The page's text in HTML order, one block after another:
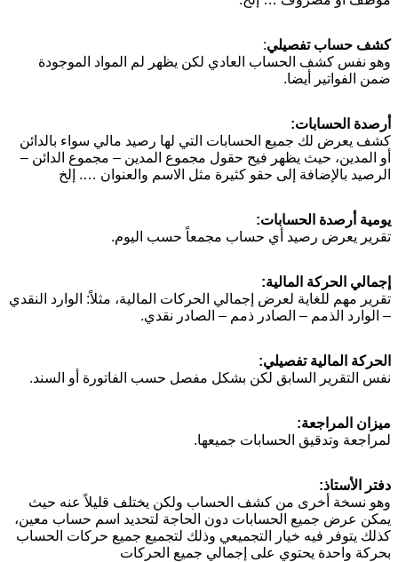
كشف حساب تفصيلي:
وهو نفس كشف الحساب العادي لكن يظهر لم المواد الموجودة
ضمن الفواتير أيضا.
أرصدة الحسابات:
كشف يعرض لك جميع الحسابات التي لها رصيد مالي سواء بالدائن
أو المدين، حيث يظهر فيح حقول مجموع المدين – مجموع الدائن –
الرصيد بالإضافة إلى حقو كثيرة مثل الاسم والعنوان …. إلخ
يومية أرصدة الحسابات:
تقرير يعرض رصيد أي حساب مجمعاً حسب اليوم.
إجمالي الحركة المالية:
تقرير مهم للغاية لعرض إجمالي الحركات المالية، مثلاً: الوارد النقدي
– الوارد الذمم – الصادر ذمم – الصادر نقدي.
الحركة المالية تفصيلي:
نفس التقرير السابق لكن بشكل مفصل حسب الفاتورة أو السند.
ميزان المراجعة:
لمراجعة وتدقيق الحسابات جميعها.
دفتر الأستاذ:
وهو نسخة أخرى من كشف الحساب ولكن يختلف قليلاً عنه حيث
يمكن عرض جميع الحسابات دون الحاجة لتحديد اسم حساب معين،
كذلك يتوفر فيه خيار التجميعي وذلك لتجميع جميع حركات الحساب
بحركة واحدة يحتوي على إجمالي جميع الحركات